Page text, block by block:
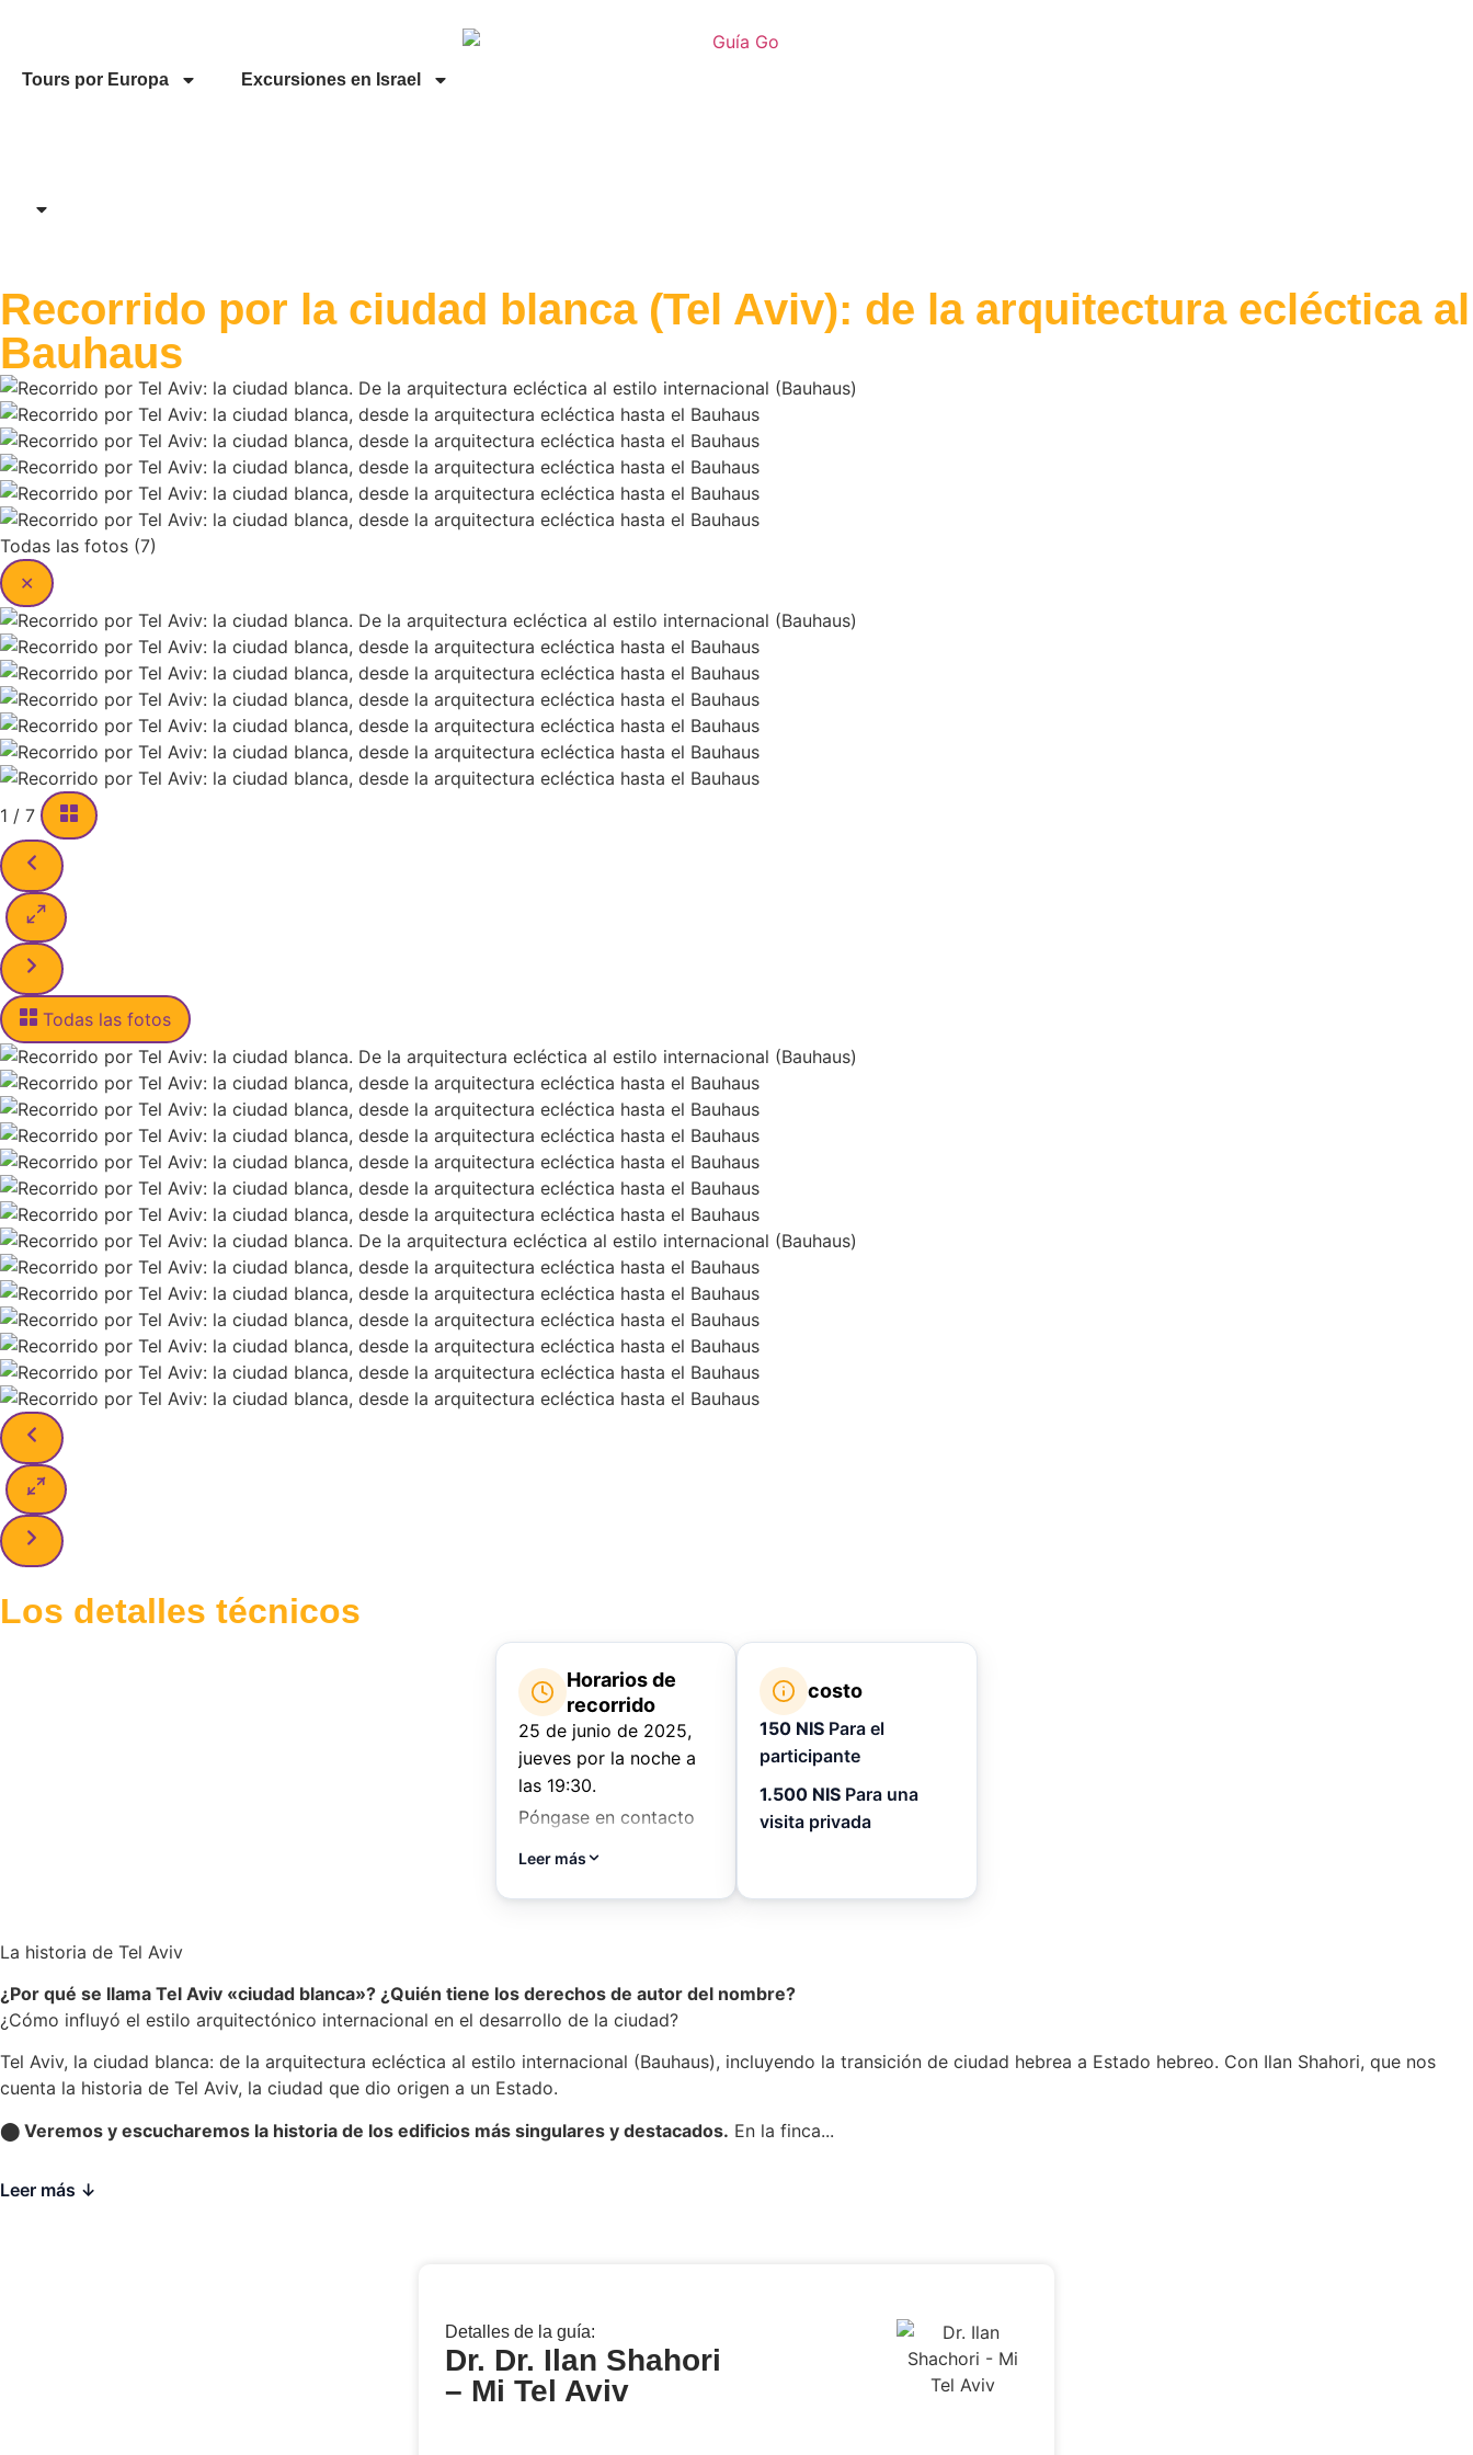
Tours por Europa Excursiones en Israel
Recorrido por la ciudad blanca (Tel Aviv): de la arquitectura ecléctica al
Bauhaus
Todas las fotos (7)
✕
1 / 7
Todas las fotos
Los detalles técnicos
Horarios de
recorrido
25 de junio de 2025,
jueves por la noche a
las 19:30.
Póngase en contacto
consultar las visitas
guiadas disponibles o
Leer más
costo
150 NIS Para el
participante
1.500 NIS Para una
visita privada
La historia de Tel Aviv
¿Por qué se llama Tel Aviv «ciudad blanca»? ¿Quién tiene los derechos de autor del nombre?
¿Cómo influyó el estilo arquitectónico internacional en el desarrollo de la ciudad?
Tel Aviv, la ciudad blanca: de la arquitectura ecléctica al estilo internacional (Bauhaus), incluyendo la transición de ciudad hebrea a Estado hebreo. Con Ilan Shahori, que nos
cuenta la historia de Tel Aviv, la ciudad que dio origen a un Estado.
⬤ Veremos y escucharemos la historia de los edificios más singulares y destacados. En la finca...
Leer más
Detalles de la guía:
Dr. Dr. Ilan Shahori
– Mi Tel Aviv